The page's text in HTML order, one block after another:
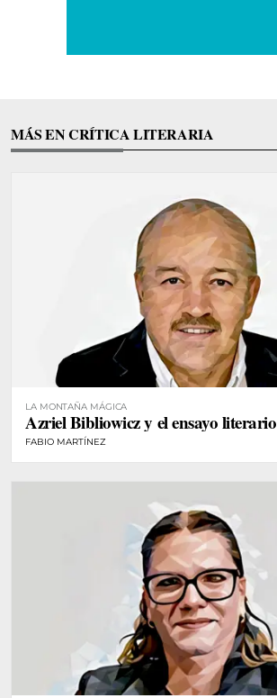
MÁS EN CRÍTICA LITERARIA
LA MONTAÑA MÁGICA
Azriel Bibliowicz y el ensayo literario
FABIO MARTÍNEZ